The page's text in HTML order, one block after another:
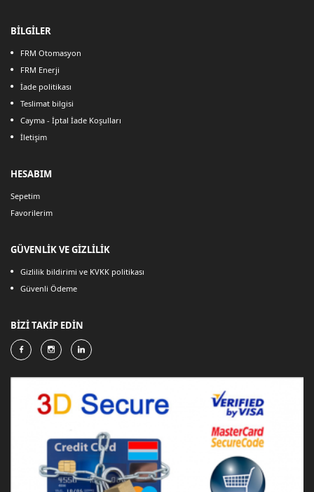
BİLGİLER
FRM Otomasyon
FRM Enerji
İade politikası
Teslimat bilgisi
Cayma - İptal İade Koşulları
İletişim
HESABIM
Sepetim
Favorilerim
GÜVENLİK VE GİZLİLİK
Gizlilik bildirimi ve KVKK politikası
Güvenli Ödeme
BİZİ TAKİP EDİN